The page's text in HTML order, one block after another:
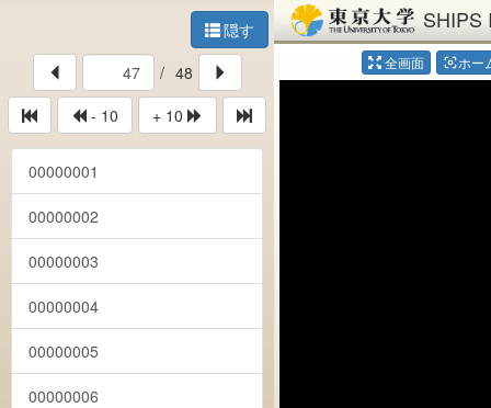
隠す
/ 48
- 10
+ 10
00000001
00000002
00000003
00000004
00000005
00000006
SHIPS
全画面 center_focus_weakホー